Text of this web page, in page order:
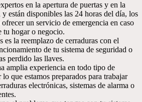
en la apertura de puertas y en la
están disponibles las 24 horas del día, los
ofrecer un servicio de emergencia en caso
tu hogar o negocio.
es la reemplazo de cerraduras con el
de tu sistema de seguridad o
perdido las llaves.
amplia experiencia en todo tipo de
que estamos preparados para trabajar
electrónicas, sistemas de alarma o